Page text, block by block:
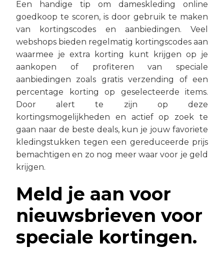
Een handige tip om dameskleding online
goedkoop te scoren, is door gebruik te maken
van kortingscodes en aanbiedingen. Veel
webshops bieden regelmatig kortingscodes aan
waarmee je extra korting kunt krijgen op je
aankopen of profiteren van speciale
aanbiedingen zoals gratis verzending of een
percentage korting op geselecteerde items.
Door alert te zijn op deze
kortingsmogelijkheden en actief op zoek te
gaan naar de beste deals, kun je jouw favoriete
kledingstukken tegen een gereduceerde prijs
bemachtigen en zo nog meer waar voor je geld
krijgen.
Meld je aan voor
nieuwsbrieven voor
speciale kortingen.